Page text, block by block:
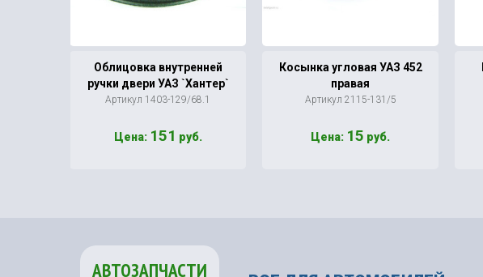
Облицовка внутренней
ручки двери УАЗ `Хантер`
Артикул 1403-129/68.1
Цена: 151 руб.
Косынка угловая УАЗ 452
правая
Артикул 2115-131/5
Цена: 15 руб.
АВТОЗАПЧАСТИ